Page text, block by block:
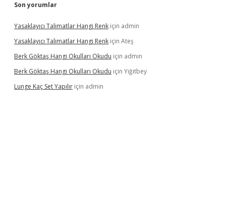
Son yorumlar
Yasaklayıcı Talimatlar Hangi Renk için admin
Yasaklayıcı Talimatlar Hangi Renk için Ateş
Berk Göktaş Hangi Okulları Okudu için admin
Berk Göktaş Hangi Okulları Okudu için Yiğitbey
Lunge Kaç Set Yapılır için admin